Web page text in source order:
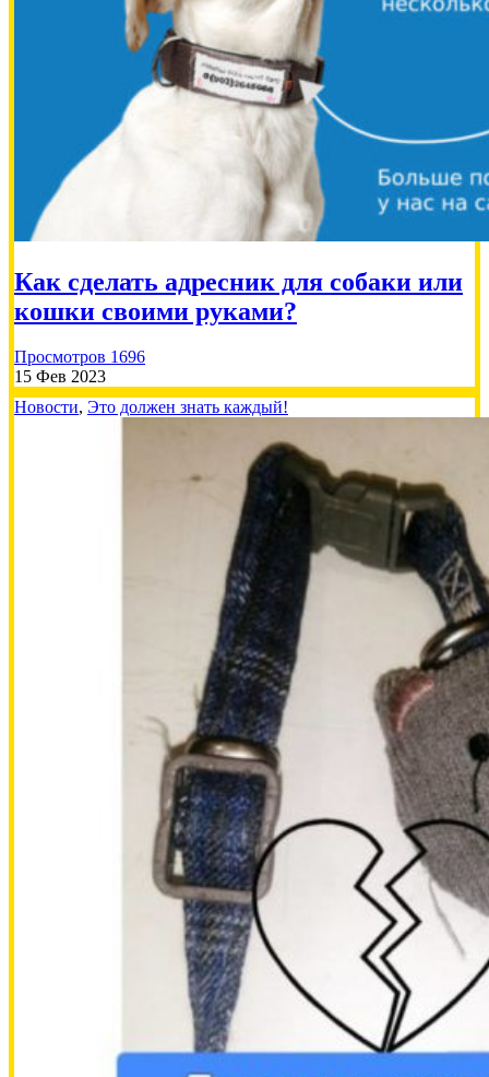
Как сделать адресник для собаки или
кошки своими руками?
Просмотров 1696
15 Фев 2023
Новости, Это должен знать каждый!